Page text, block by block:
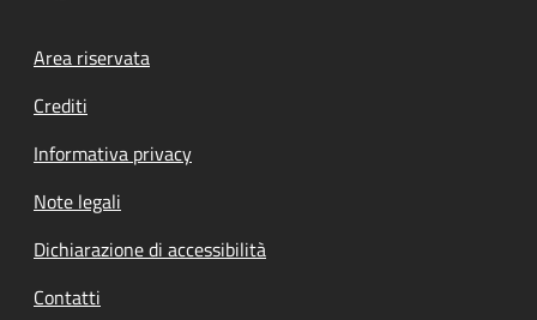
Footer menu
Area riservata
Crediti
Informativa privacy
Note legali
Dichiarazione di accessibilità
Contatti